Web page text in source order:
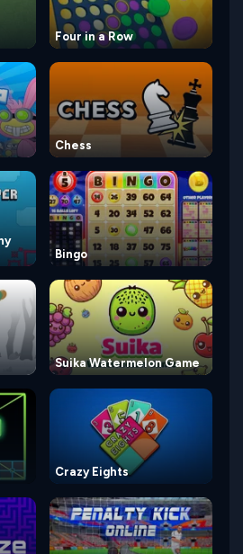
Four in a Row
Chess
Bingo
Suika Watermelon Game
Crazy Eights